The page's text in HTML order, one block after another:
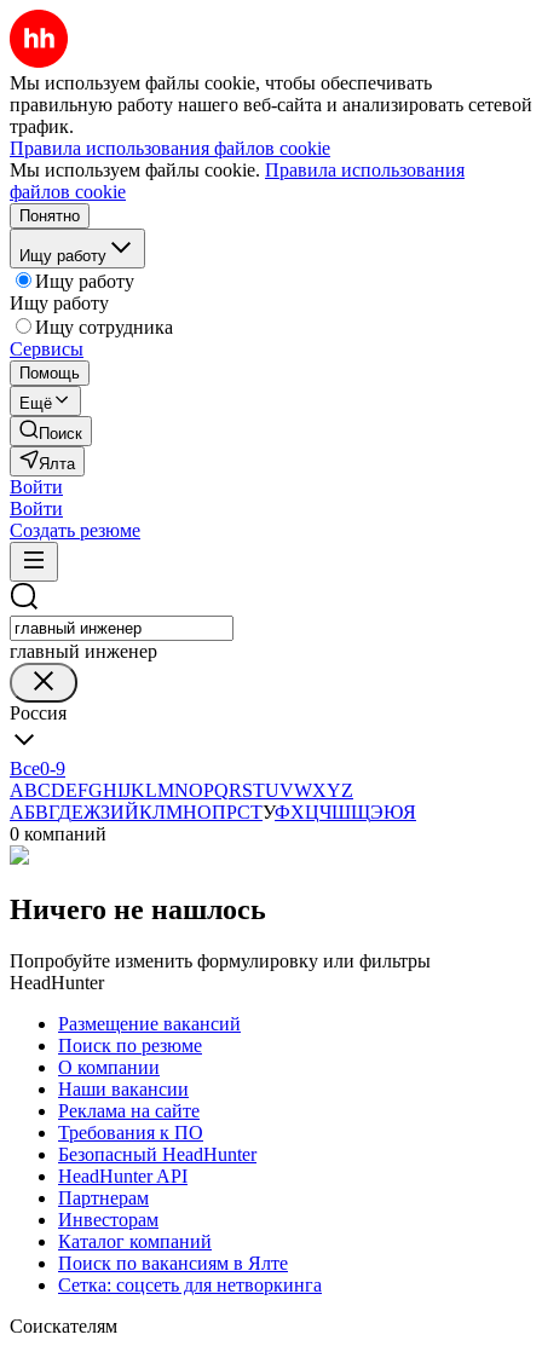
Мы используем файлы cookie, чтобы обеспечивать
правильную работу нашего веб-сайта и анализировать сетевой
трафик.
Правила использования файлов cookie
Мы используем файлы cookie. Правила использования
файлов cookie
Понятно
Ищу работу
Ищу работу
Ищу работу
Ищу сотрудника
Сервисы
Помощь
Ещё
Поиск
Ялта
Войти
Войти
Создать резюме
главный инженер
Россия
Все0-9
ABCDEFGHIJKLMNOPQRSTUVWXYZ
АБВГДЕЖЗИЙКЛМНОПРСТУФХЦЧШЩЭЮЯ
0 компаний
Ничего не нашлось
Попробуйте изменить формулировку или фильтры
HeadHunter
Размещение вакансий
Поиск по резюме
О компании
Наши вакансии
Реклама на сайте
Требования к ПО
Безопасный HeadHunter
HeadHunter API
Партнерам
Инвесторам
Каталог компаний
Поиск по вакансиям в Ялте
Сетка: соцсеть для нетворкинга
Соискателям